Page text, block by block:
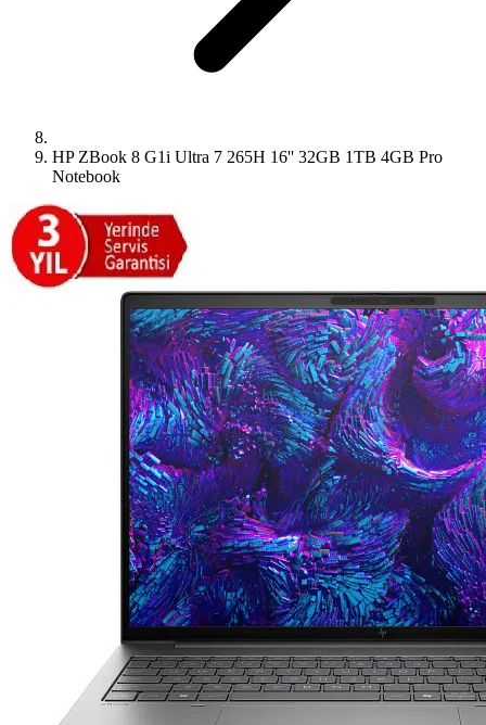
HP ZBook 8 G1i Ultra 7 265H 16'' 32GB 1TB 4GB Pro
Notebook